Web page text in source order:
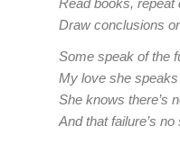
Read books, repeat
Draw conclusions
Some speak of the
My love she
She knows there’s
And that failure’s